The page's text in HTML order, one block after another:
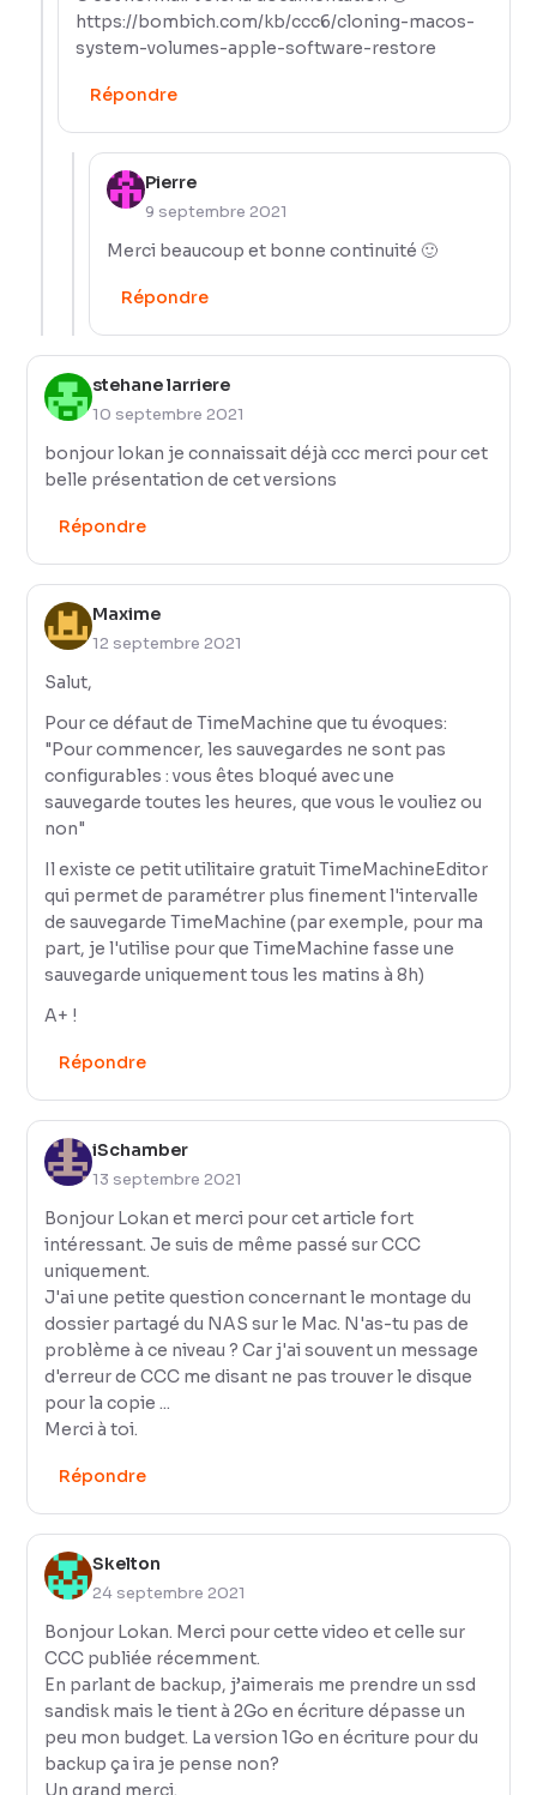
https://bombich.com/kb/ccc6/cloning-macos-
system-volumes-apple-software-restore
Répondre
Pierre
9 septembre 2021
Merci beaucoup et bonne continuité 🙂
Répondre
stehane larriere
10 septembre 2021
bonjour lokan je connaissait déjà ccc merci pour cet
belle présentation de cet versions
Répondre
Maxime
12 septembre 2021
Salut,
Pour ce défaut de TimeMachine que tu évoques:
"Pour commencer, les sauvegardes ne sont pas
configurables : vous êtes bloqué avec une
sauvegarde toutes les heures, que vous le vouliez ou
non"
Il existe ce petit utilitaire gratuitTimeMachineEditor
qui permet de paramétrer plus finement l'intervalle
de sauvegarde TimeMachine (par exemple, pour ma
part, je l'utilise pour que TimeMachine fasse une
sauvegarde uniquement tous les matins à 8h)
A+ !
Répondre
iSchamber
13 septembre 2021
Bonjour Lokan et merci pour cet article fort
intéressant. Je suis de même passé sur CCC
uniquement.
J'ai une petite question concernant le montage du
dossier partagé du NAS sur le Mac. N'as-tu pas de
problème à ce niveau ? Car j'ai souvent un message
d'erreur de CCC me disant ne pas trouver le disque
pour la copie ...
Merci à toi.
Répondre
Skelton
24 septembre 2021
Bonjour Lokan. Merci pour cette video et celle sur
CCC publiée récemment.
En parlant de backup, j’aimerais me prendre un ssd
sandisk mais le tient à 2Go en écriture dépasse un
peu mon budget. La version 1Go en écriture pour du
backup ça ira je pense non?
Un grand merci.